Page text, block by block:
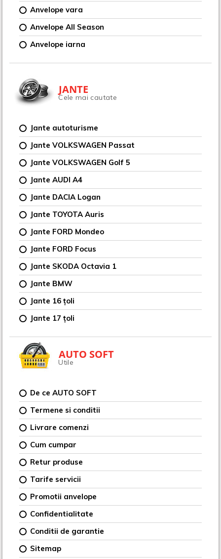
Anvelope vara
Anvelope All Season
Anvelope iarna
JANTE
Cele mai cautate
Jante autoturisme
Jante VOLKSWAGEN Passat
Jante VOLKSWAGEN Golf 5
Jante AUDI A4
Jante DACIA Logan
Jante TOYOTA Auris
Jante FORD Mondeo
Jante FORD Focus
Jante SKODA Octavia 1
Jante BMW
Jante 16 țoli
Jante 17 țoli
AUTO SOFT
Utile
De ce AUTO SOFT
Termene si conditii
Livrare comenzi
Cum cumpar
Retur produse
Tarife servicii
Promotii anvelope
Confidentialitate
Conditii de garantie
Sitemap